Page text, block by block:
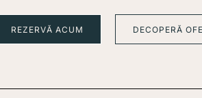
REZERVĂ ACUM DECOPERĂ